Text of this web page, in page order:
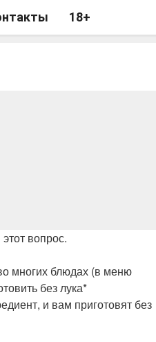
18+
вопрос.
многих блюдах (в меню
без лука*
и вам приготовят без